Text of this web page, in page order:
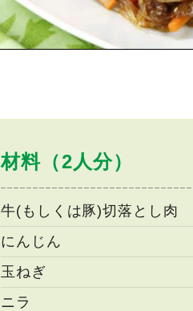
材料（2人分）
牛(もしくは豚)切落とし肉
にんじん
玉ねぎ
ニラ